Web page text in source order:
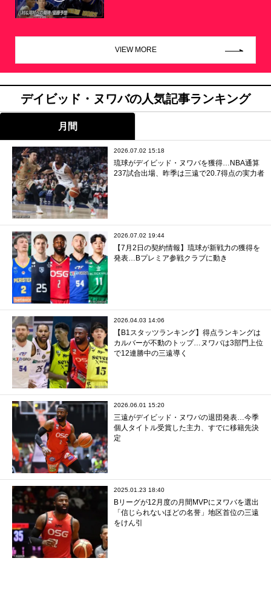
VIEW MORE
デイビッド・ヌワバの人気記事ランキング
月間
2026.07.02 15:18
琉球がデイビッド・ヌワバを獲得…NBA通算
237試合出場、昨季は三遠で20.7得点の実力者
2026.07.02 19:44
【7月2日の契約情報】琉球が新戦力の獲得を
発表…Bプレミア参戦クラブに動き
2026.04.03 14:06
【B1スタッツランキング】得点ランキングは
カルバーが不動のトップ…ヌワバは3部門上位
で12連勝中の三遠導く
2026.06.01 15:20
三遠がデイビッド・ヌワバの退団発表…今季
個人タイトル受賞した主力、すでに移籍先決
定
2025.01.23 18:40
Bリーグが12月度の月間MVPにヌワバを選出
「信じられないほどの名誉」地区首位の三遠
をけん引